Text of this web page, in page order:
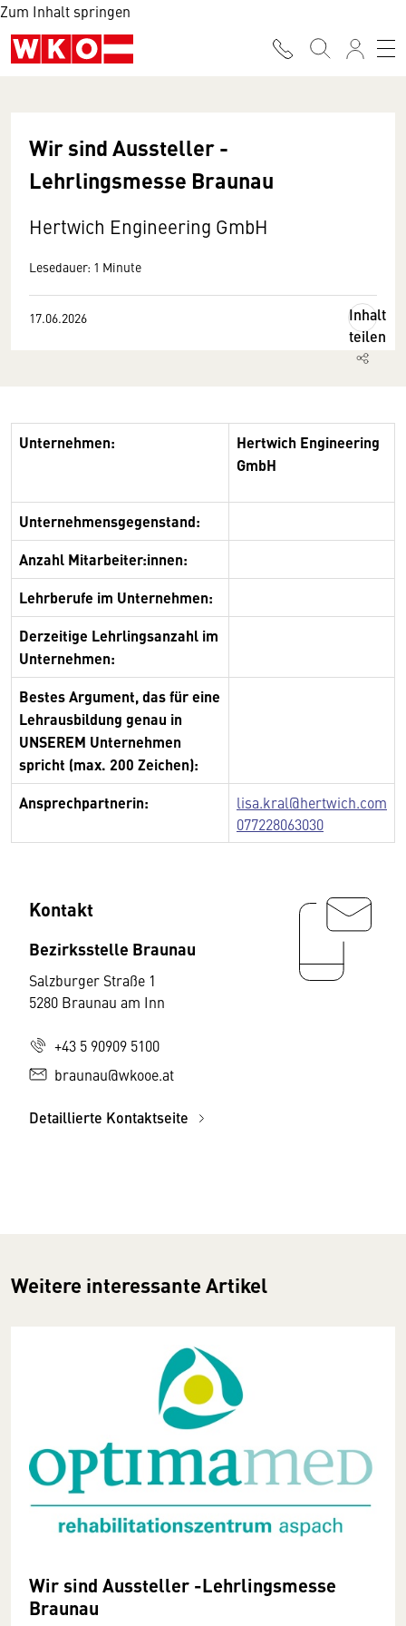
Zum Inhalt springen
Wir sind Aussteller -
Lehrlingsmesse Braunau
Hertwich Engineering GmbH
Lesedauer: 1 Minute
17.06.2026
Inhalt
teilen
Unternehmen:
Hertwich Engineering
GmbH
Unternehmensgegenstand:
Anzahl Mitarbeiter:innen:
Lehrberufe im Unternehmen:
Derzeitige Lehrlingsanzahl im
Unternehmen:
Bestes Argument, das für eine
Lehrausbildung genau in
UNSEREM Unternehmen
spricht (max. 200 Zeichen):
Ansprechpartnerin:
lisa.kral@hertwich.com
077228063030
Kontakt
Bezirksstelle Braunau
Salzburger Straße 1
5280 Braunau am Inn
+43 5 90909 5100
braunau@wkooe.at
Detaillierte Kontaktseite
Weitere interessante Artikel
Wir sind Aussteller -Lehrlingsmesse
Braunau